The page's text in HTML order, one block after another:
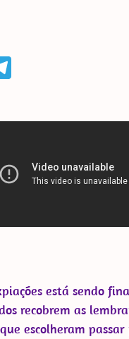
está sendo
recobrem as
escolheram